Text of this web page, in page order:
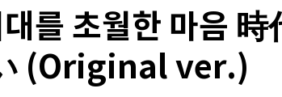
를 초월한 마음
(Original ver.)